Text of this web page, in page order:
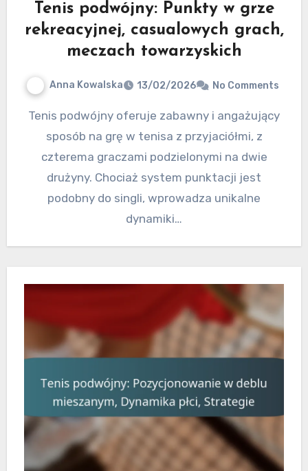
Tenis podwójny: Punkty w grze
rekreacyjnej, casualowych grach,
meczach towarzyskich
Anna Kowalska 13/02/2026 No Comments
Tenis podwójny oferuje zabawny i angażujący
sposób na grę w tenisa z przyjaciółmi, z
czterema graczami podzielonymi na dwie
drużyny. Chociaż system punktacji jest
podobny do singli, wprowadza unikalne
dynamiki…